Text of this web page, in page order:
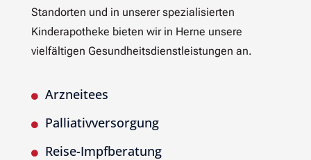
Standorten und in unserer spezialisierten
Kinderapotheke bieten wir in Herne unsere
vielfältigen Gesundheitsdienstleistungen an.
 Arzneitees
 Palliativversorgung
 Reise-Impfberatung